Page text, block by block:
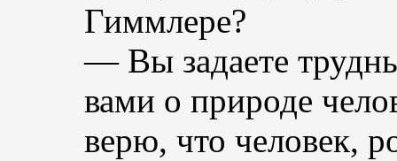
Гиммлере?
— Вы задаете
вами о природе
верю, что человек,